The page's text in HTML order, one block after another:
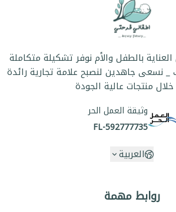
روابط مهمة
بالطفل والأم نوفر تشكيلة متكاملة
_ نسعى جاهدين لنصبح علامة تجارية رائدة
منتجات عالية الجودة
وثيقة العمل الحر
FL-592777735
العربية